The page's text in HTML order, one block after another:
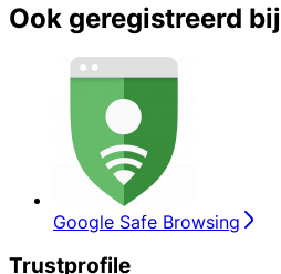
Ook geregistreerd bij
Google Safe Browsing
Trustprofile